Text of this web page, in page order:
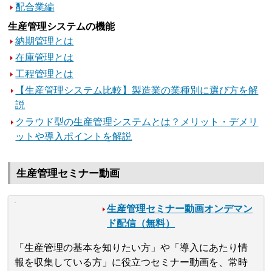
配合業編
生産管理システムの機能
納期管理とは
在庫管理とは
工程管理とは
【生産管理システム比較】製造業の業種別に選び方を解
説
クラウド型の生産管理システムとは？メリット・デメリ
ットや導入ポイントを解説
生産管理セミナー動画
生産管理セミナー動画オンデマン
ド配信（無料）
「生産管理の基本を知りたい方」や「導入にあたり情
報を収集している方」に役立つセミナー動画を、常時